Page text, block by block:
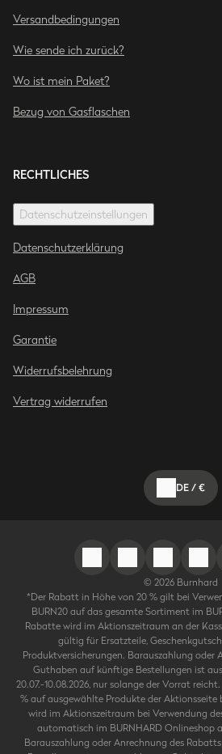
Versandbedingungen
Wie sende ich zurück?
Wo ist mein Paket?
Bezug von Gasflaschen
RECHTLICHES
Datenschutzeinstellungen
Datenschutzerklärung
AGB
Impressum
Garantie
Widerrufsbelehrung
Vertrag widerrufen
DE/€
© 2026 Burnhard
*Der Rabatt in Höhe von 20 % gilt bei
BURN20 auf das gesamte Sortiment im
Rabatte wird im Aktionszeitraum an der
gültig für Ersatzteile,
Produktversicherungen. Barauszahlung oder
Guthaben auf künftige Bestellungen ist
20.07.-10.08.2026, nur solange der Vorrat
% auf ausgewählte Produkte der
wird im Aktionszeitraum bei Verwendung
automatisch im BURNHARD Onlineshop
Barauszahlung oder Anrechnung des